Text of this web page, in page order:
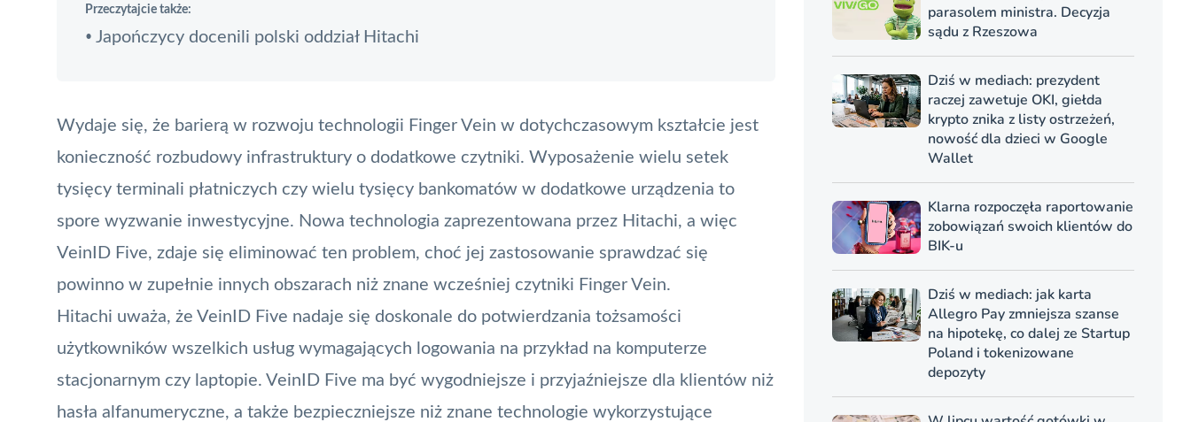
Przeczytajcie także:
• Japończycy docenili polski oddział Hitachi
Wydaje się, że barierą w rozwoju technologii Finger Vein w dotychczasowym kształcie jest
konieczność rozbudowy infrastruktury o dodatkowe czytniki. Wyposażenie wielu setek
tysięcy terminali płatniczych czy wielu tysięcy bankomatów w dodatkowe urządzenia to
spore wyzwanie inwestycyjne. Nowa technologia zaprezentowana przez Hitachi, a więc
VeinID Five, zdaje się eliminować ten problem, choć jej zastosowanie sprawdzać się
powinno w zupełnie innych obszarach niż znane wcześniej czytniki Finger Vein.
Hitachi uważa, że VeinID Five nadaje się doskonale do potwierdzania tożsamości
użytkowników wszelkich usług wymagających logowania na przykład na komputerze
stacjonarnym czy laptopie. VeinID Five ma być wygodniejsze i przyjaźniejsze dla klientów niż
hasła alfanumeryczne, a także bezpieczniejsze niż znane technologie wykorzystujące
parasolem ministra. Decyzja
sądu z Rzeszowa
Dziś w mediach: prezydent
raczej zawetuje OKI, giełda
krypto znika z listy ostrzeżeń,
nowość dla dzieci w Google
Wallet
Klarna rozpoczęła raportowanie
zobowiązań swoich klientów do
BIK-u
Dziś w mediach: jak karta
Allegro Pay zmniejsza szanse
na hipotekę, co dalej ze Startup
Poland i tokenizowane
depozyty